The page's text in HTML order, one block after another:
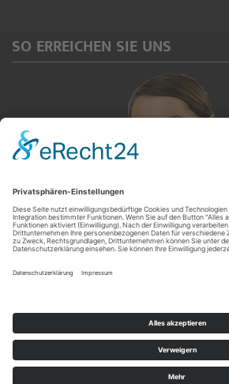
SO ERREICHEN SIE UNS
Servicetelefon